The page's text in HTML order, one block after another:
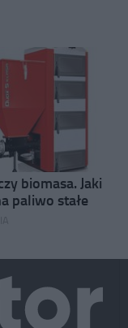
biomasa. Jaki
paliwo stałe